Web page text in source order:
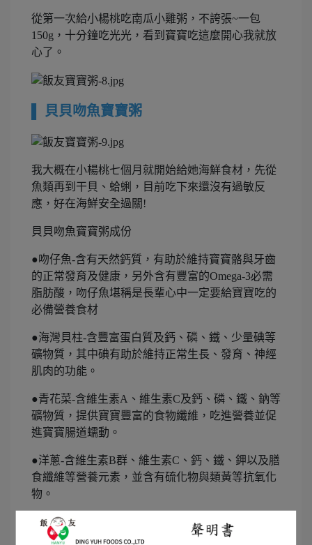
從第一次給小楊桃吃南瓜小雞粥，不誇張~一包
150g，十分鐘吃光光，看到寶寶吃這麼開心我就放
心了。
▌ 貝貝吻魚寶寶粥
我大概在小楊桃七個月就開始給她海鮮食材，先從
魚類再到干貝、蛤蜊，目前吃下來還沒有過敏反
應，好在海鮮安全過關!
貝貝吻魚寶寶粥成份
●吻仔魚-含有天然鈣質，有助於維持寶寶骼與牙齒
的正常發育及健康，另外含有豐富的Omega-3必需
脂肪酸，吻仔魚堪稱是長輩心中一定要給寶寶吃的
必備營養食材
●海灣貝柱-含豐富蛋白質及鈣、磷、鐵、少量碘等
礦物質，其中碘有助於維持正常生長、發育、神經
肌肉的功能。
●青花菜-含維生素A、維生素C及鈣、磷、鐵、鈉等
礦物質，提供寶寶豐富的食物纖維，吃進營養並促
進寶寶腸道蠕動。
●洋蔥-含維生素B群、維生素C、鈣、鐵、鉀以及膳
食纖維等營養元素，並含有硫化物與類黃等抗氧化
物。
●紅蘿蔔-胡蘿蔔素在體內會轉化為維生素A，提供
寶寶營養外，紅蘿蔔同時是低過敏原食材